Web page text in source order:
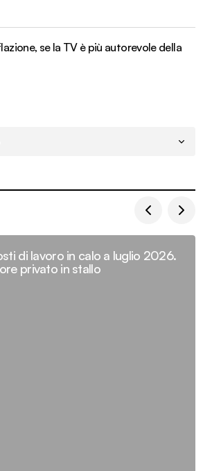
se la TV è più autorevole della
di lavoro in calo a luglio 2026.
privato in stallo